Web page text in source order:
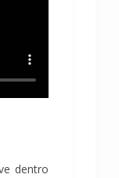
dentro